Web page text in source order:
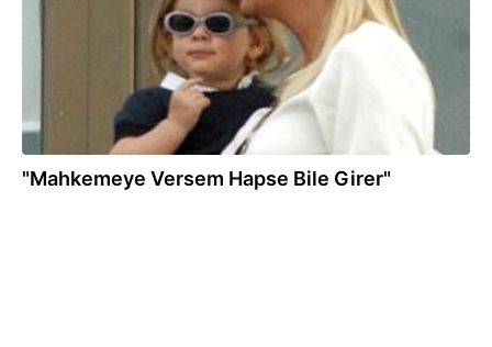
"Mahkemeye Versem Hapse Bile Girer"